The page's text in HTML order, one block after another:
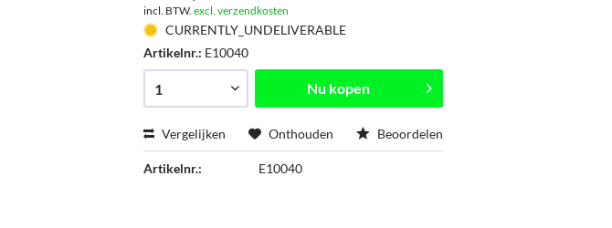
incl. BTW.excl. verzendkosten
CURRENTLY_UNDELIVERABLE
Artikelnr.: E10040
Nu kopen
Vergelijken Onthouden Beoordelen
Artikelnr.: E10040